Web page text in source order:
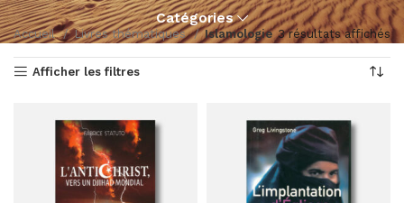
Catégories
Accueil Livres thématiques Islamologie 3 résultats affichés
Afficher les filtres